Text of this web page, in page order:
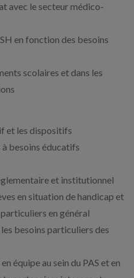
avec le secteur médico-
en fonction des besoins
scolaires et dans les
et les dispositifs
à besoins éducatifs
et institutionnel
en situation de handicap et
en général
besoins particuliers des
équipe au sein du PAS et en